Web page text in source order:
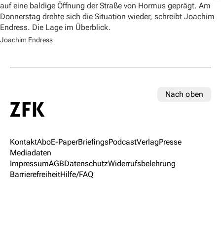
auf eine baldige Öffnung der Straße von Hormus geprägt. Am
Donnerstag drehte sich die Situation wieder, schreibt Joachim
Endress. Die Lage im Überblick.
Joachim Endress
Nach oben
KontaktAboE-PaperBriefingsPodcastVerlagPresse
Mediadaten
ImpressumAGBDatenschutzWiderrufsbelehrung
BarrierefreiheitHilfe/FAQ